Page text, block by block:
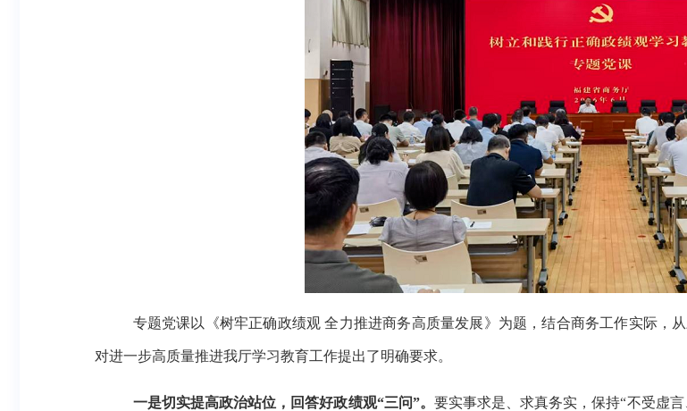
专题党课以《树牢正确政绩观 全力推进商务高质量发展》为题，结合商务工作实际，
对进一步高质量推进我厅学习教育工作提出了明确要求。
一是切实提高政治站位，回答好政绩观“三问”。 要实事求是、求真务实，保持“不受虚